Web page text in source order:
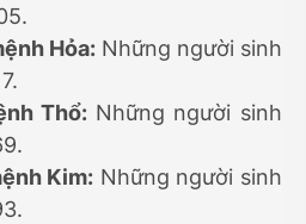
Hỏa: Những người sinh
Thổ: Những người sinh
Kim: Những người sinh